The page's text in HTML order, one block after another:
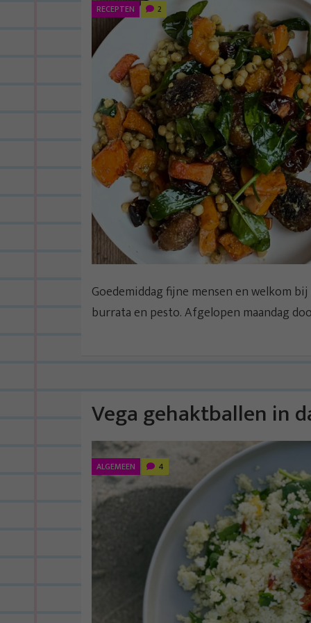
RECEPTEN 2
Goedemiddag fijne mensen en welkom
burrata en pesto. Afgelopen maandag
Vega gehaktballen in
ALGEMEEN 4